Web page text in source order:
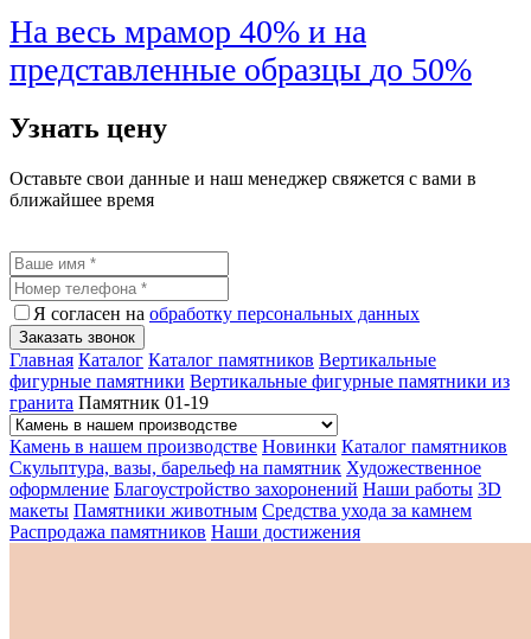
На весь мрамор 40% и на
представленные образцы до 50%
Узнать цену
Оставьте свои данные и наш менеджер свяжется с вами в
ближайшее время
Я согласен на обработку персональных данных
Заказать звонок
Главная Каталог Каталог памятников Вертикальные
фигурные памятники Вертикальные фигурные памятники из
гранита Памятник 01-19
Камень в нашем производстве Новинки Каталог памятников
Скульптура, вазы, барельеф на памятник Художественное
оформление Благоустройство захоронений Наши работы 3D
макеты Памятники животным Средства ухода за камнем
Распродажа памятников Наши достижения